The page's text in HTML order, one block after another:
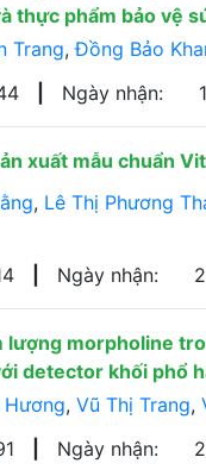
thực phẩm bảo vệ
Trang,Đồng Bảo
Ngày nhận:
xuất mẫu chuẩn
, Lê Thị Phương
Ngày nhận:
lượng morpholine
detector khối phổ
Hương, Vũ Thị Trang,
Ngày nhận: